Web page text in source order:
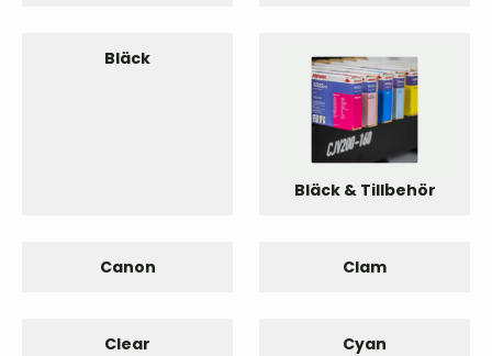
Bläck
Bläck & Tillbehör
Canon Clam
Clear Cyan